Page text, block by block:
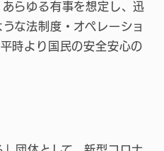
らゆる有事を想定し、迅
な法制度・オペレーショ
時より国民の安全安心の